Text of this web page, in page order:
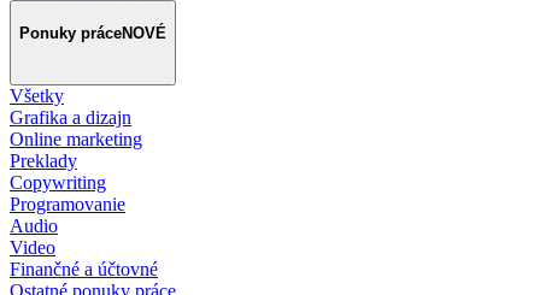
Ponuky práceNOVÉ
Všetky
Grafika a dizajn
Online marketing
Preklady
Copywriting
Programovanie
Audio
Video
Finančné a účtovné
Ostatné ponuky práce